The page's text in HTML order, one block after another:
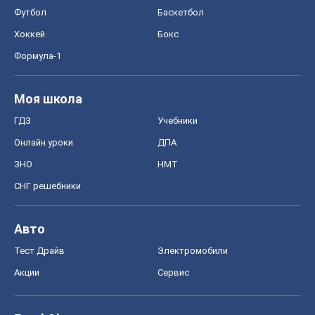
Футбол Баскетбол
Хоккей Бокс
Формула-1
Моя школа
ГДЗ Учебники
Онлайн уроки ДПА
ЗНО НМТ
СНГ решебники
Авто
Тест Драйв Электромобили
Акции Сервис